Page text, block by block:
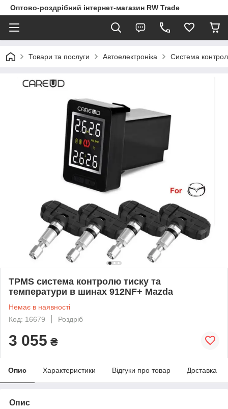
Оптово-роздрібний інтернет-магазин RW Trade
Товари та послуги Автоелектроніка Система
TPMS система контролю тиску та
температури в шинах 912NF+ Mazda
Немає в наявності
Код: 16679
Роздріб
3 055 ₴
Опис Характеристики Відгуки про товар Доставка
Опис